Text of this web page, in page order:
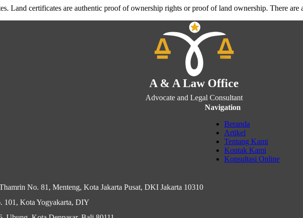
Land certificates are authentic proof of ownership rights or proof of land ownership. There
A & A Law Office
Advocate and Legal Consultant
Navigation
Beranda
Artikel
Tentang Kami
Kontak Kami
Konsultasi Online
No. 81, Menteng, Kota Jakarta Pusat, DKI Jakarta 10310
101, Kota Yogyakarta, DIY